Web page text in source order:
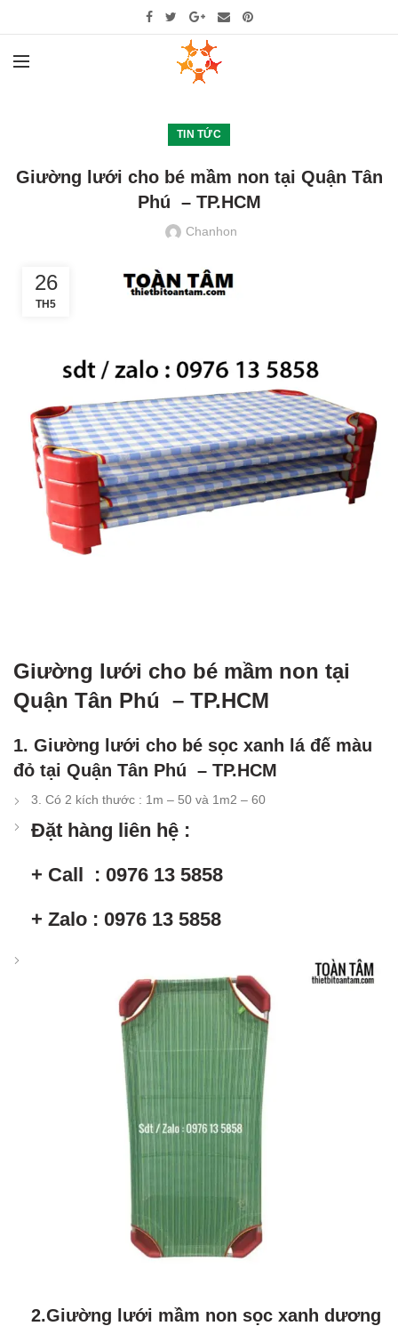
TIN TỨC
Giường lưới cho bé mầm non tại Quận Tân
Phú – TP.HCM
Chanhon
26
TH5
Giường lưới cho bé mầm non tại
Quận Tân Phú – TP.HCM
1. Giường lưới cho bé sọc xanh lá đế màu
đỏ tại Quận Tân Phú – TP.HCM
3. Có 2 kích thước : 1m – 50 và 1m2 – 60
Đặt hàng liên hệ :
+ Call : 0976 13 5858
+ Zalo : 0976 13 5858
2.Giường lưới mầm non sọc xanh dương